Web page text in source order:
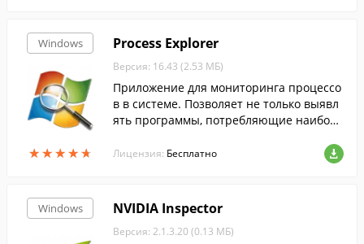
Windows
★★★★★
★★★★★
Process Explorer
Версия: 16.43 (2.53 МБ)
Приложение для мониторинга процессо
в в системе. Позволяет не только выявл
ять программы, потребляющие наиболь
какие файлы и папки они используют.
Лицензия: Бесплатно
Windows NVIDIA Inspector
Версия: 2.1.3.20 (0.13 МБ)